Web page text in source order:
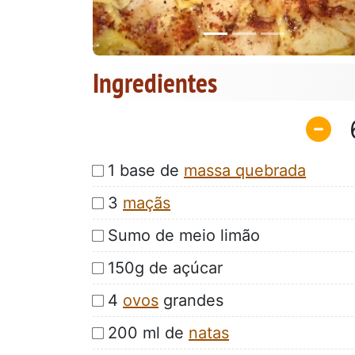
Ingredientes
1 base de massa quebrada
3 maçãs
Sumo de meio limão
150g de açúcar
4 ovos grandes
200 ml de natas